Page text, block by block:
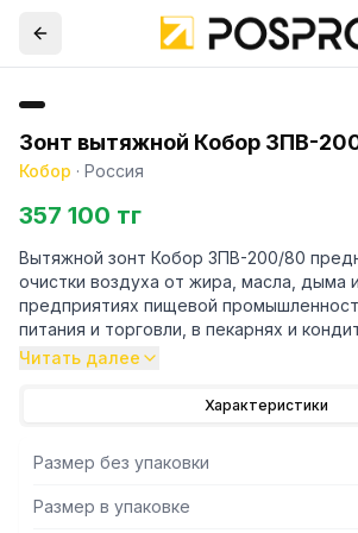
Зонт вытяжной Кобор ЗПВ-
Кобор · Россия
357 100 тг
Вытяжной зонт Кобор ЗПВ-200/80
очистки воздуха от жира, масла, дыма
предприятиях пищевой
питания и торговли, в пекарнях и
системе и устанавливается над
состоит из двух основных
съемных лабиринтных фильтров,
вынимаются и чистятся.
Читать далее
Характеристики
Размер без упаковки
Размер в упаковке